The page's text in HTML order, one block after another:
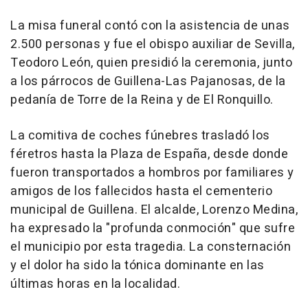
La misa funeral contó con la asistencia de unas
2.500 personas y fue el obispo auxiliar de Sevilla,
Teodoro León, quien presidió la ceremonia, junto
a los párrocos de Guillena-Las Pajanosas, de la
pedanía de Torre de la Reina y de El Ronquillo.
La comitiva de coches fúnebres trasladó los
féretros hasta la Plaza de España, desde donde
fueron transportados a hombros por familiares y
amigos de los fallecidos hasta el cementerio
municipal de Guillena. El alcalde, Lorenzo Medina,
ha expresado la "profunda conmoción" que sufre
el municipio por esta tragedia. La consternación
y el dolor ha sido la tónica dominante en las
últimas horas en la localidad.